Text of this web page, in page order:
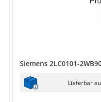
Siemens 2LC0101-
Lieferbar